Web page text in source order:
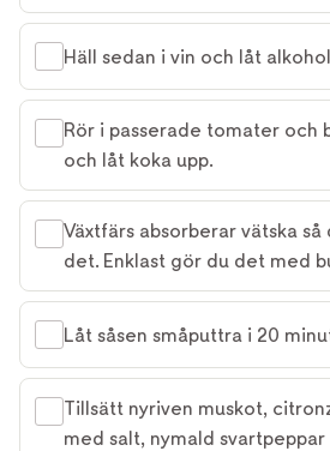
Häll sedan i vin och låt
Rör i passerade tomater och
och låt koka upp.
Växtfärs absorberar vätska
det. Enklast gör du det med
Låt såsen småputtra i 20
Tillsätt nyriven muskot,
med salt, nymald